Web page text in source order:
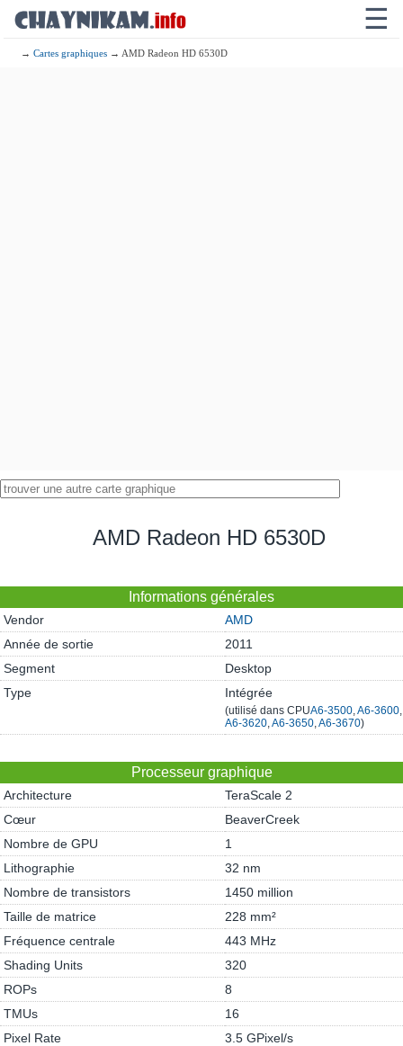
☰
→Cartes graphiques → AMD Radeon HD 6530D
AMD Radeon HD 6530D
Informations générales
Vendor
AMD
Année de sortie
2011
Segment
Desktop
Type
Intégrée
(utilisé dans CPUA6-3500,A6-3600,
A6-3620,A6-3650,A6-3670)
Processeur graphique
Architecture
TeraScale 2
Cœur
BeaverCreek
Nombre de GPU
1
Lithographie
32 nm
Nombre de transistors
1450 million
Taille de matrice
228 mm²
Fréquence centrale
443 MHz
Shading Units
320
ROPs
8
TMUs
16
Pixel Rate
3.5 GPixel/s